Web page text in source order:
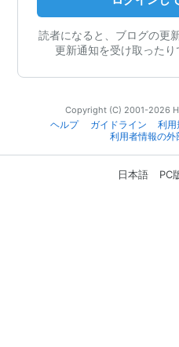
読者になると、ブログの更
更新通知を受け取ったり
Copyright (C) 2001-2026
ヘルプ
ガイドライン 利用
利用者情報の外
日本語 PC